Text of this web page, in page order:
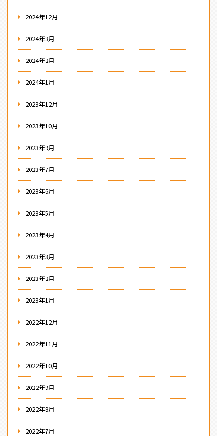
2024年12月
2024年8月
2024年2月
2024年1月
2023年12月
2023年10月
2023年9月
2023年7月
2023年6月
2023年5月
2023年4月
2023年3月
2023年2月
2023年1月
2022年12月
2022年11月
2022年10月
2022年9月
2022年8月
2022年7月